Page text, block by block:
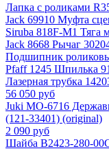
Лапка с роликами
Jack 69910 Муфта
Siruba 818F-M1 Тяга
Jack 8668 Рычаг
Подшипник
Pfaff 1245 Шпилька
Лазерная трубка
56 050 руб
Juki MO-6716
(121-33401) (original)
2 090 руб
Шайба B2423-280-